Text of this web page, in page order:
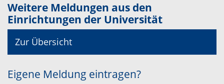
Weitere Meldungen aus den
Einrichtungen der Universität
Zur Übersicht
Eigene Meldung eintragen?